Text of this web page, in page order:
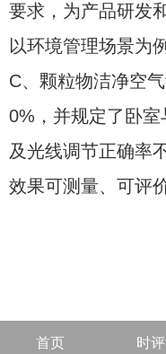
要求，为产品研发
以环境管理场景为
C、颗粒物洁净空
0%，并规定了卧
及光线调节正确率
效果可测量、可评
首页 时评